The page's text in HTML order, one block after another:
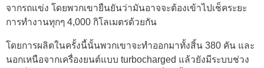
จากรถแข่ง โดยพวกเขายืนยันว่ามันอาจจะต้องเข้าไปเช็คระยะ
การทำงานทุกๆ 4,000 กิโลเมตรด้วยกัน
โดยการผลิตในครั้งนี้นั้นพวกเขาจะทำออกมาทั้งสิ้น 380 คัน และ
นอกเหนือจากเครื่องยนต์แบบ turbocharged แล้วยังมีระบบช่วง